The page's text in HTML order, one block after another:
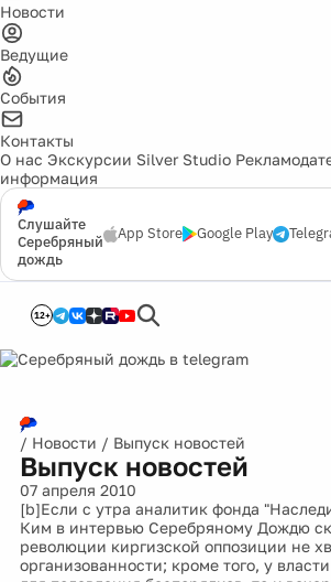
Новости
Ведущие
События
Контакты
О нас Экскурсии Silver Studio
информация
Слушайте
Серебряный
дождь
App Store Google Play
12+
/ Новости / Выпуск новостей
Выпуск новостей
07 апреля 2010
[b]Если с утра аналитик фонда
Ким в интервью Серебряному Дождю
революции киргизской оппозиции не
организованности; кроме того, у